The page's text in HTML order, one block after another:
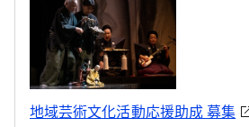
地域芸術文化活動応援助成 募集